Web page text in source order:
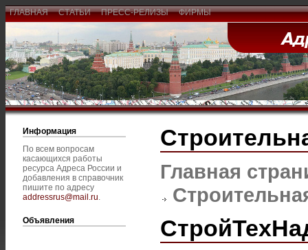
ГЛАВНАЯ СТАТЬИ ПРЕСС-РЕЛИЗЫ ФИРМЫ
Информация
По всем вопросам
касающихся работы
ресурса Адреса России и
добавления в справочник
пишите по адресу
addressrus@mail.ru.
Объявления
Главная